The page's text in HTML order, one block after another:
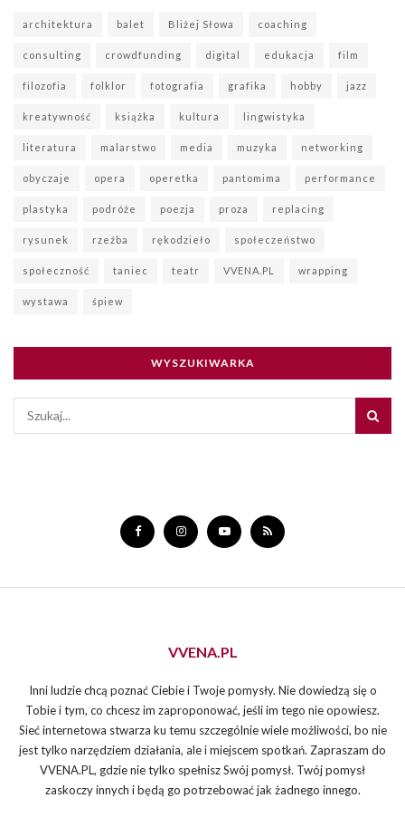
architektura balet Bliżej Słowa coaching
consulting crowdfunding digital edukacja film
filozofia folklor fotografia grafika hobby jazz
kreatywność książka kultura lingwistyka
literatura malarstwo media muzyka networking
obyczaje opera operetka pantomima performance
plastyka podróże poezja proza replacing
rysunek rzeźba rękodzieło społeczeństwo
społeczność taniec teatr VVENA.PL wrapping
wystawa śpiew
WYSZUKIWARKA
VVENA.PL
Inni ludzie chcą poznać Ciebie i Twoje pomysły. Nie dowiedzą się o
Tobie i tym, co chcesz im zaproponować, jeśli im tego nie opowiesz.
Sieć internetowa stwarza ku temu szczególnie wiele możliwości, bo nie
jest tylko narzędziem działania, ale i miejscem spotkań. Zapraszam do
VVENA.PL, gdzie nie tylko spełnisz Swój pomysł. Twój pomysł
zaskoczy innych i będą go potrzebować jak żadnego innego.